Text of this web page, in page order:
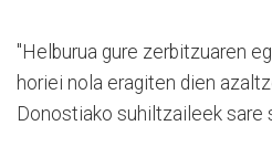
" Helburua gure zerbitzuaren
horiei nola eragiten dien
Donostiako suhiltzaileek sare